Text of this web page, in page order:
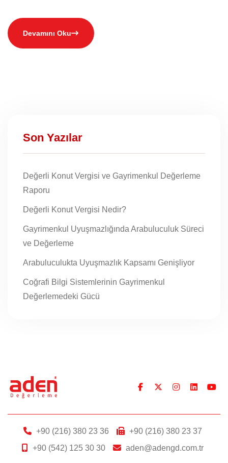
Devamını Oku
Son Yazılar
Değerli Konut Vergisi ve Gayrimenkul Değerleme
Raporu
Değerli Konut Vergisi Nedir?
Gayrimenkul Uyuşmazlığında Arabuluculuk Süreci
ve Değerleme
Arabuluculukta Uyuşmazlık Kapsamı Genişliyor
Coğrafi Bilgi Sistemlerinin Gayrimenkul
Değerlemedeki Gücü
+90 (216) 380 23 36
+90 (216) 380 23 37
+90 (542) 125 30 30
aden@adengd.com.tr